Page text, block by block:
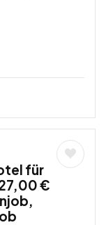
für
€